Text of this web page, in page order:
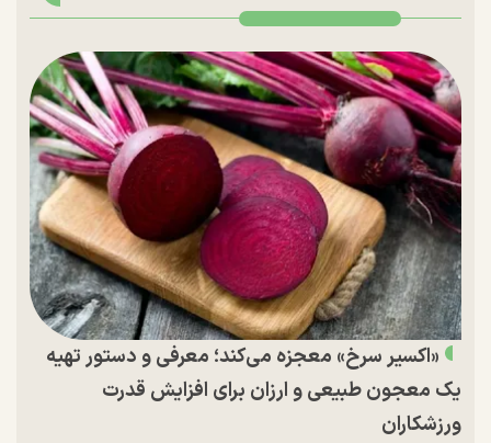
«اکسیر سرخ» معجزه می‌کند؛ معرفی و دستور تهیه
یک معجون طبیعی و ارزان برای افزایش قدرت
ورزشکاران